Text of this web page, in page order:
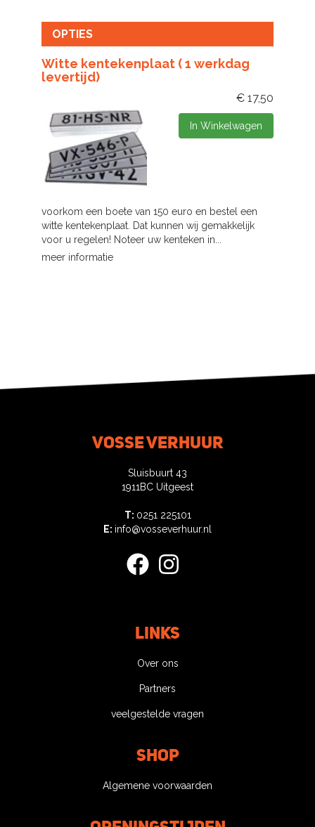
OPTIES
Witte kentekenplaat ( 1 werkdag
levertijd)
€ 17,50
In Winkelwagen
voorkom een boete van 150 euro en bestel een
witte kentekenplaat. Dat kunnen wij gemakkelijk
voor u regelen! Noteer uw kenteken in...
meer informatie
Vosse verhuur
Sluisbuurt 43
1911BC Uitgeest
T: 0251 225101
E: info@vosseverhuur.nl
Links
Over ons
Partners
veelgestelde vragen
Shop
Algemene voorwaarden